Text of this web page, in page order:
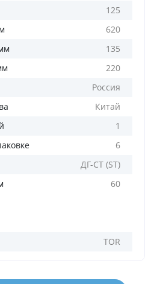
125
620
135
220
Россия
Китай
1
6
ДГ-СТ (ST)
60
TOR